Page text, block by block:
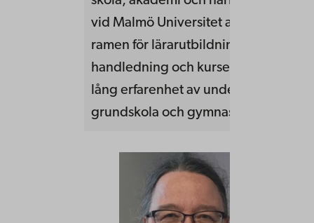
vid Malmö Universitet arbetar hon
ramen för lärarutbildningen med bl a
handledning och kurser i retorik.
lång erfarenhet av undervisning i
grundskola och gymnasium.